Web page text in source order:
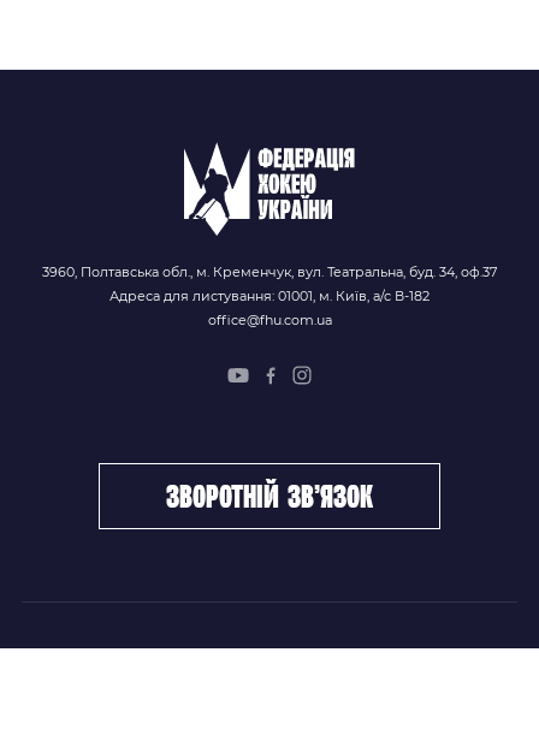
3960, Полтавська обл., м. Кременчук, вул. Театральна, буд. 34, оф.37
Адреса для листування: 01001, м. Київ, а/с В-182
office@fhu.com.ua
зворотній зв’язок